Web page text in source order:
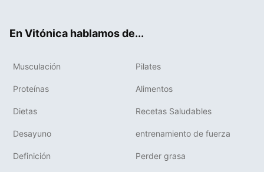
En Vitónica hablamos de...
Musculación Pilates
Proteínas Alimentos
Dietas Recetas Saludables
Desayuno entrenamiento de fuerza
Definición Perder grasa